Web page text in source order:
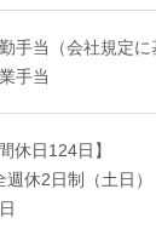
手当（会社規定に
手当
休日124日】
週休2日制（土日）